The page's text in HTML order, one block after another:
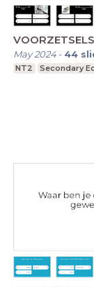
May 2024- 44
NT2 Secondary